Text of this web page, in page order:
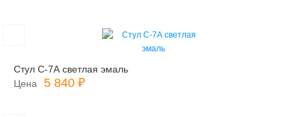
Стул С-7А светлая эмаль
Цена
5 840 ₽